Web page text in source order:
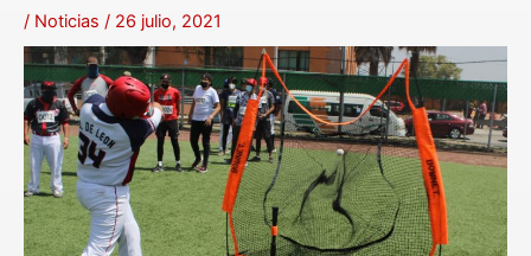
/ Noticias / 26 julio, 2021